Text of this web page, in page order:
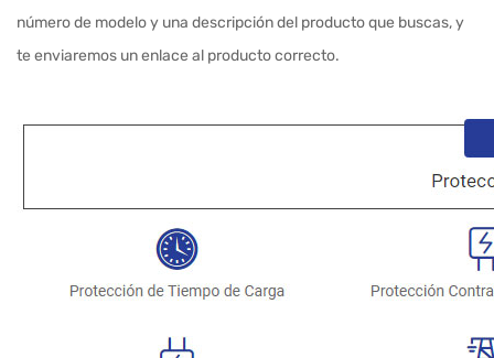
número de modelo y una descripción del producto que buscas, y
te enviaremos un enlace al producto correcto.